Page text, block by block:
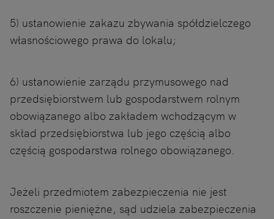
5) ustanowienie zakazu zbywania spółdzielczego
własnościowego prawa do lokalu;
6) ustanowienie zarządu przymusowego nad
przedsiębiorstwem lub gospodarstwem rolnym
obowiązanego albo zakładem wchodzącym w
skład przedsiębiorstwa lub jego częścią albo
częścią gospodarstwa rolnego obowiązanego.
Jeżeli przedmiotem zabezpieczenia nie jest
roszczenie pieniężne, sąd udziela zabezpieczenia